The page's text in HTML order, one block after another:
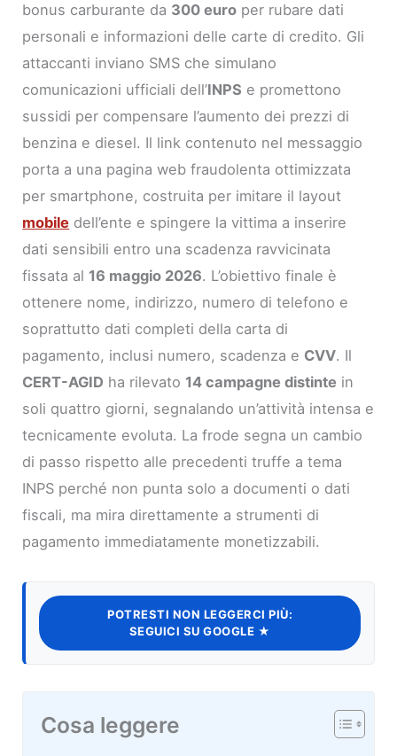
bonus carburante da 300 euro per rubare dati
personali e informazioni delle carte di credito. Gli
attaccanti inviano SMS che simulano
comunicazioni ufficiali dell’INPS e promettono
sussidi per compensare l’aumento dei prezzi di
benzina e diesel. Il link contenuto nel messaggio
porta a una pagina web fraudolenta ottimizzata
per smartphone, costruita per imitare il layout
mobile dell’ente e spingere la vittima a inserire
dati sensibili entro una scadenza ravvicinata
fissata al 16 maggio 2026. L’obiettivo finale è
ottenere nome, indirizzo, numero di telefono e
soprattutto dati completi della carta di
pagamento, inclusi numero, scadenza e CVV. Il
CERT-AGID ha rilevato 14 campagne distinte in
soli quattro giorni, segnalando un’attività intensa e
tecnicamente evoluta. La frode segna un cambio
di passo rispetto alle precedenti truffe a tema
INPS perché non punta solo a documenti o dati
fiscali, ma mira direttamente a strumenti di
pagamento immediatamente monetizzabili.
POTRESTI NON LEGGERCI PIÙ:
SEGUICI SU GOOGLE ★
Cosa leggere